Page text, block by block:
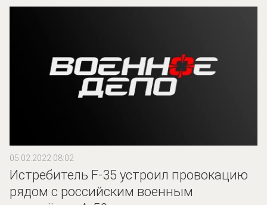
05.02.2022 08:02
Истребитель F-35 устроил провокацию
рядом с российским военным